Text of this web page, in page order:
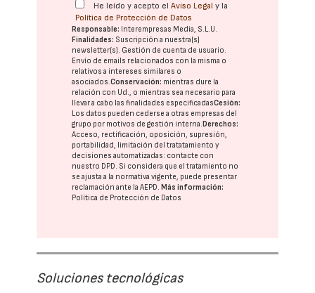
He leído y acepto elAviso Legal y la
Política de Protección de Datos
Responsable: Interempresas Media, S.L.U.
Finalidades: Suscripción a nuestra(s)
newsletter(s). Gestión de cuenta de usuario.
Envío de emails relacionados con la misma o
relativos a intereses similares o
asociados.Conservación: mientras dure la
relación con Ud., o mientras sea necesario para
llevar a cabo las finalidades especificadasCesión:
Los datos pueden cederse a otras empresas del
grupo por motivos de gestión interna. Derechos:
Acceso, rectificación, oposición, supresión,
portabilidad, limitación del tratatamiento y
decisiones automatizadas: contacte con
nuestro DPD. Si considera que el tratamiento no
se ajusta a la normativa vigente, puede presentar
reclamación ante laAEPD. Más información:
Política de Protección de Datos
Soluciones tecnológicas